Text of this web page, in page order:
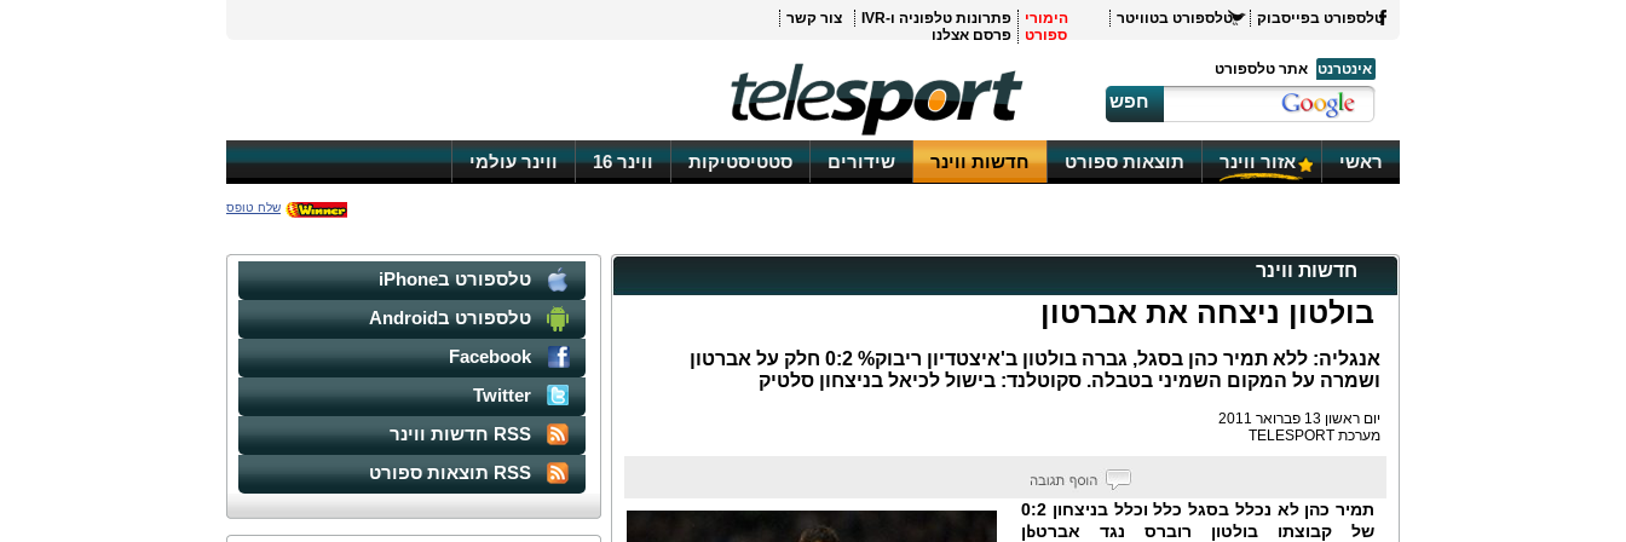
טלספורט בפייסבוק טלספורט בטוויטר
הימורי
ספורט
פתרונות טלפוניה ו-IVR
צור קשר
פרסם אצלנו
אינטרנט
אתר טלספורט
חפש
ראשי אזור ווינר תוצאות ספורט חדשות ווינר שידורים סטטיסטיקות ווינר 16 ווינר עולמי
שלח טופס
חדשות ווינר
בולטון ניצחה את אברטון
אנגליה: ללא תמיר כהן בסגל, גברה בולטון ב'איצטדיון ריבוק% 0:2 חלק על אברטון
ושמרה על המקום השמיני בטבלה. סקוטלנד: בישול לכיאל בניצחון סלטיק
יום ראשון 13 פברואר 2011
מערכת TELESPORT
תמיר כהן לא נכלל בסגל כלל וכלל בניצחון 0:2
של קבוצתו בולטון רוברס
נגד אברטߕן
טלספורט בiPhone
טלספורט בAndroid
Facebook
Twitter
RSS חדשות ווינר
RSS תוצאות ספורט